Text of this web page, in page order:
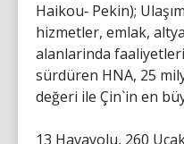
Haikou‐ Pekin);
hizmetler, emlak,
alanlarinda
sürdüren HNA, 25
değeri ile Çin`in en
13 Havayolu, 260